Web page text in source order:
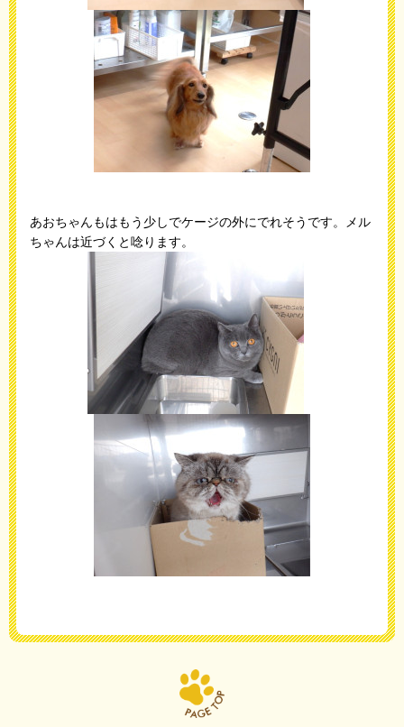
あおちゃんもはもう少しでケージの外にでれそうです。メル
ちゃんは近づくと唸ります。